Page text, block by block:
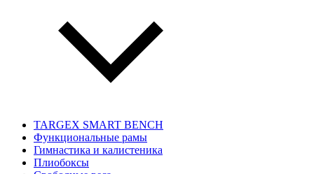
TARGEX SMART BENCH
Функциональные рамы
Гимнастика и калистеника
Плиобоксы